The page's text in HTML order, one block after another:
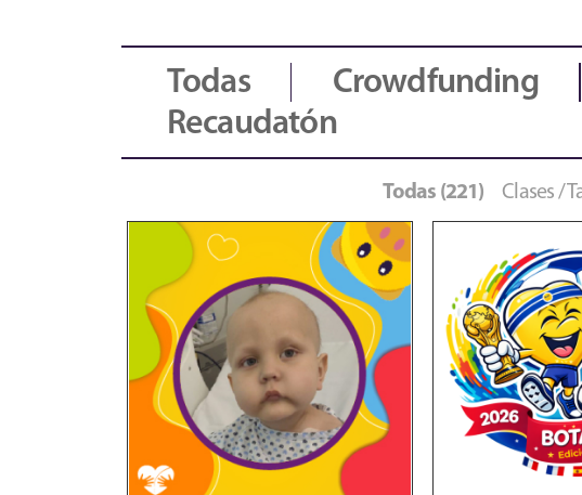
Todas Crowdfunding
Recaudatón
Todas (221) Clases /